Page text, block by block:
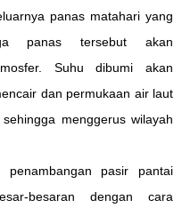
panas matahari yang
panas tersebut akan
Suhu dibumi akan
dan permukaan air laut
menggerus wilayah
penambangan pasir pantai
besaran dengan cara